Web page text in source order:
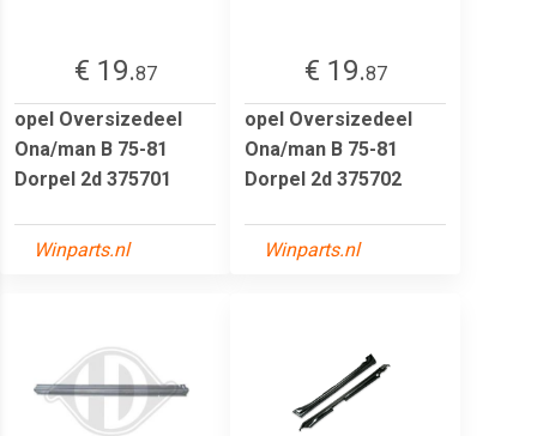
€ 19.87
opel Oversizedeel
Ona/man B 75-81
Dorpel 2d 375701
Winparts.nl
€ 19.87
opel Oversizedeel
Ona/man B 75-81
Dorpel 2d 375702
Winparts.nl